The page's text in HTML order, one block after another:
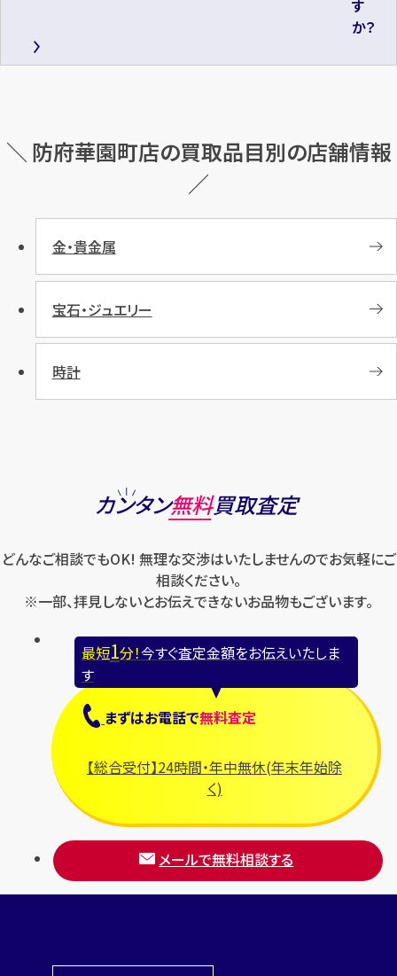
す
か？
＼ 防府華園町店の買取品目別の店舗情報
／
金・貴金属
宝石・ジュエリー
時計
カンタン無料買取査定
どんなご相談でもOK! 無理な交渉はいたしませんのでお気軽にご
相談ください。
※一部、拝見しないとお伝えできないお品物もございます。
最短1分！今すぐ査定金額をお伝えいたしま
す
まずはお電話で無料査定
【総合受付】24時間・年中無休(年末年始除
く)
メールで無料相談する